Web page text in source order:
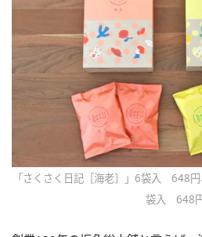
「さくさく日記［海老］」6袋入 648
袋入 648